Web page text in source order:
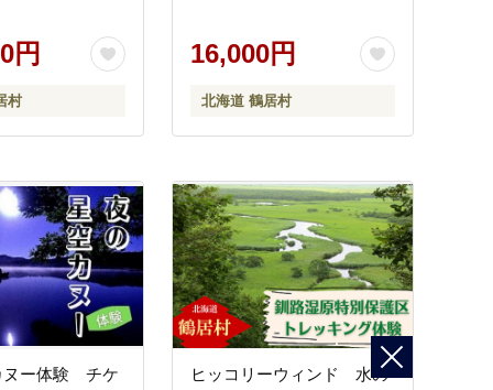
円
村
16,000円
北海道 鶴居村
ヌー体験 チケ
ヒッコリーウィンド 水の